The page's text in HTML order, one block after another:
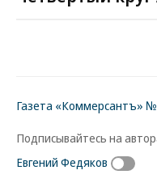
Газета «Коммерсантъ»
Подписывайтесь на
Евгений Федяков